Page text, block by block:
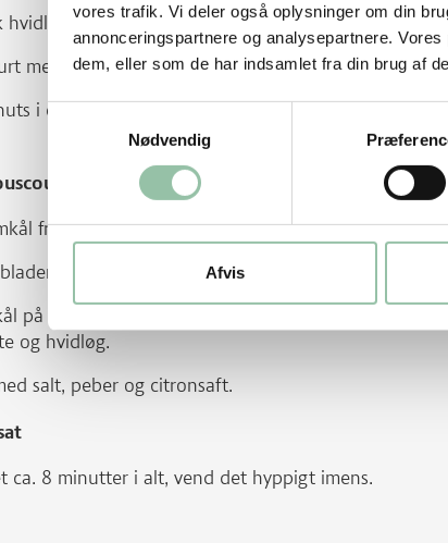
vores trafik. Vi deler også oplysninger om din
annonceringspartnere og analysepartnere.
dem, eller som de har indsamlet fra din brug af
Samtykkevalg
Nødvendig
Afvis
med den ene halvdel mynte og hvidløg og smag til
i en frostpose og knus dem, anvend for
fri for blade og skyl den.
(se tip).
på den grove side af et rivejern og vend sammen
og hvidløg.
salt, peber og citronsaft.
ca. 8 minutter i alt, vend det hyppigt imens.